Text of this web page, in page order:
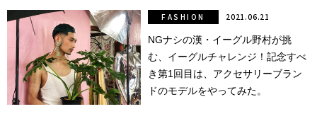
NGナシの漢・イーグル野村が挑
む、イーグルチャレンジ！記念すべ
き第1回目は、アクセサリーブラン
ドのモデルをやってみた。
FASHION 2021.06.21